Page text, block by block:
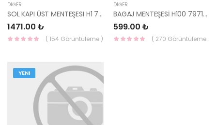
DIĞER
SOL KAPI ÜST MENTEŞESI H1 79310-4H000-HMC
1471.00 ₺
( 154 Görüntüleme )
DIĞER
BAGAJ MENTEŞESİ H100 79710-43003-HMC
599.00 ₺
( 270 Görüntüleme )
YENI